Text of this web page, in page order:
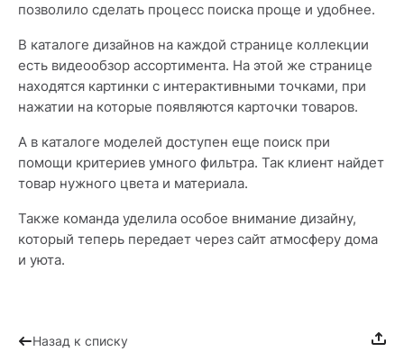
позволило сделать процесс поиска проще и удобнее.
В каталоге дизайнов на каждой странице коллекции
есть видеообзор ассортимента. На этой же странице
находятся картинки с интерактивными точками, при
нажатии на которые появляются карточки товаров.
А в каталоге моделей доступен еще поиск при
помощи критериев умного фильтра. Так клиент найдет
товар нужного цвета и материала.
Также команда уделила особое внимание дизайну,
который теперь передает через сайт атмосферу дома
и уюта.
Назад к списку